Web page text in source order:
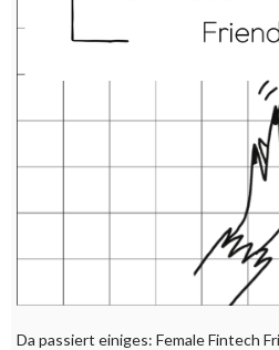
Da passiert einiges: Female Fintech